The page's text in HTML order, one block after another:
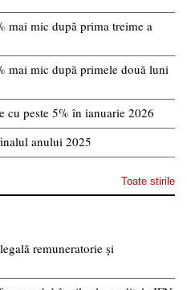
mai mic după prima treime a
mai mic după primele două luni
cu peste 5% în ianuarie 2026
anului 2025
Toate stirile
remuneratorie și